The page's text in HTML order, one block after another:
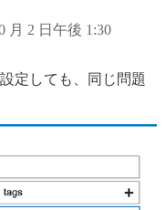
月 2 日午後 1:30
定しても、同じ問題